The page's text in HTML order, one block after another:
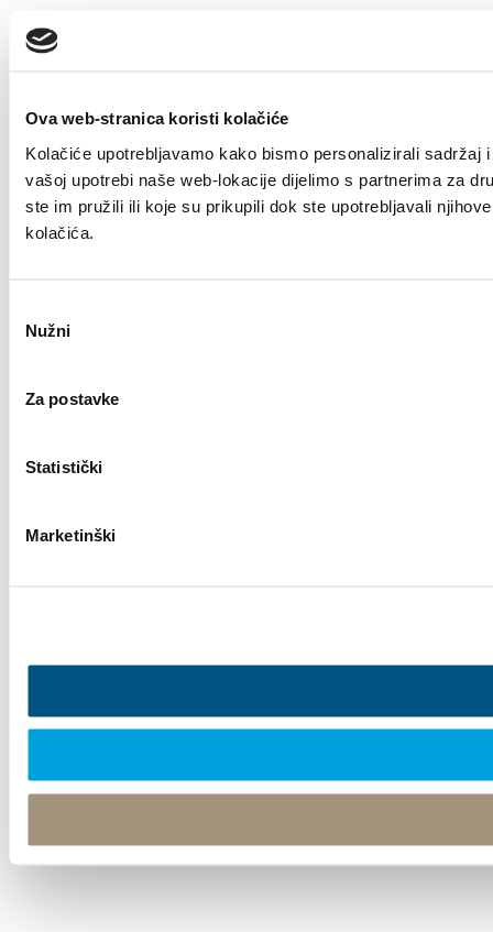
Ova web-stranica koristi kolačiće
Kolačiće upotrebljavamo kako bismo personalizirali
vašoj upotrebi naše web-lokacije dijelimo s partnerima za
ste im pružili ili koje su prikupili dok ste upotrebljavali
kolačića.
pristanka
Nužni
Za postavke
Statistički
Marketinški